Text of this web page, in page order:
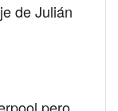
de Julián